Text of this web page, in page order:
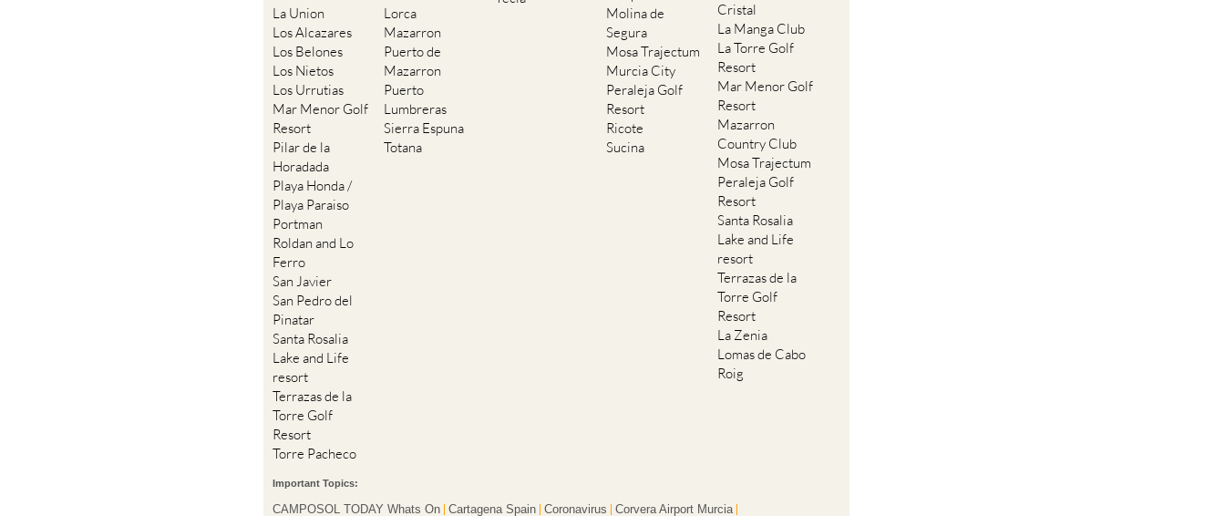
La Union
Los Alcazares
Los Belones
Los Nietos
Los Urrutias
Mar Menor Golf
Resort
Pilar de la
Horadada
Playa Honda /
Playa Paraiso
Portman
Roldan and Lo
Ferro
San Javier
San Pedro del
Pinatar
Santa Rosalia
Lake and Life
resort
Terrazas de la
Torre Golf
Resort
Torre Pacheco
Lorca
Mazarron
Puerto de
Mazarron
Puerto
Lumbreras
Sierra Espuna
Totana
Molina de
Segura
Mosa Trajectum
Murcia City
Peraleja Golf
Resort
Ricote
Sucina
Cristal
La Manga Club
La Torre Golf
Resort
Mar Menor Golf
Resort
Mazarron
Country Club
Mosa Trajectum
Peraleja Golf
Resort
Santa Rosalia
Lake and Life
resort
Terrazas de la
Torre Golf
Resort
La Zenia
Lomas de Cabo
Roig
Important Topics:
CAMPOSOL TODAY Whats On Cartagena Spain Coronavirus
Corvera Airport Murcia